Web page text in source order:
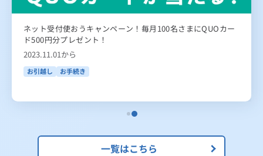
ネット受付使おうキャンペーン！毎月100名さまにQUOカー
ド500円分プレゼント！
2023.11.01から
お引越し お手続き
一覧はこちら